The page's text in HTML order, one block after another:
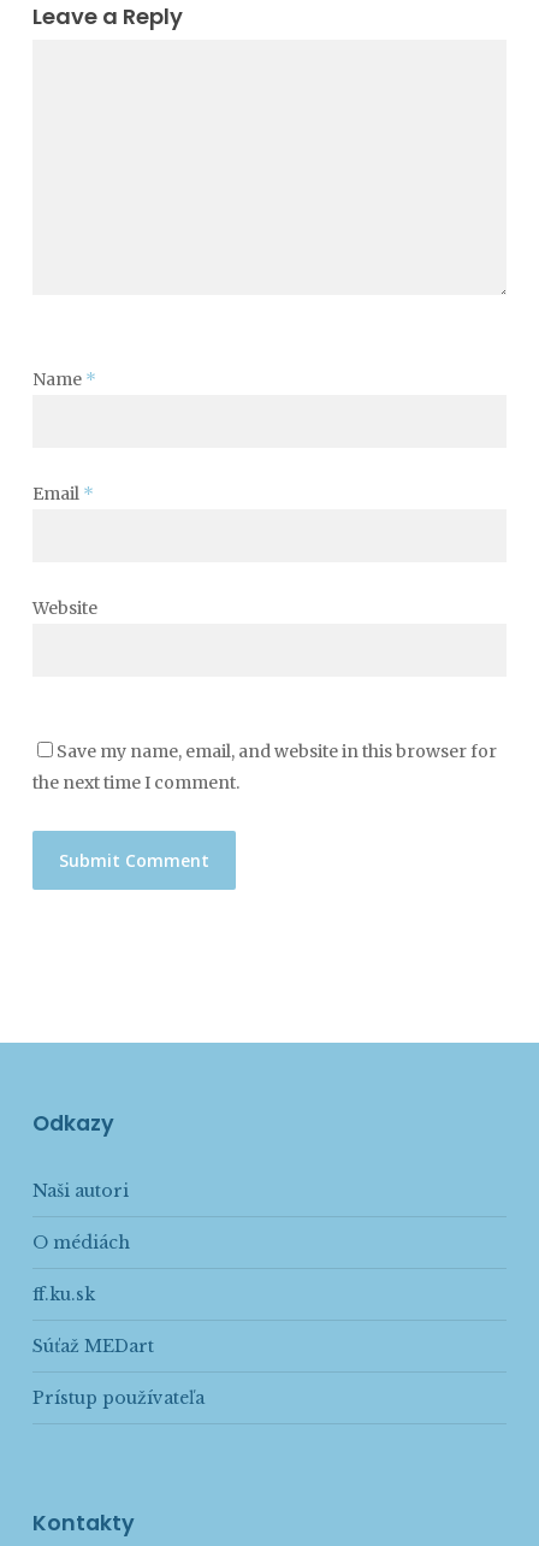
Leave a Reply
Name *
Email *
Website
Save my name, email, and website in this browser for
the next time I comment.
Odkazy
Naši autori
O médiách
ff.ku.sk
Súťaž MEDart
Prístup používateľa
Kontakty